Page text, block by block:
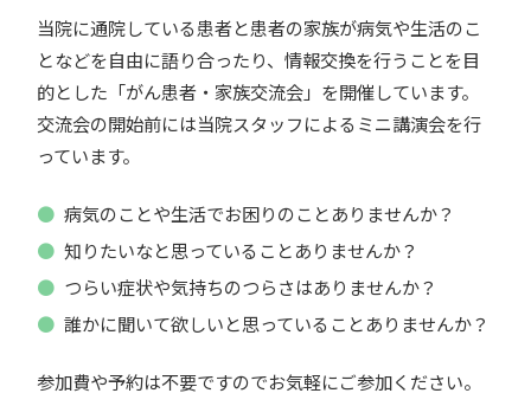
当院に通院している患者と患者の家族が病気や生活のこ
となどを自由に語り合ったり、情報交換を行うことを目
的とした「がん患者・家族交流会」を開催しています。
交流会の開始前には当院スタッフによるミニ講演会を行
っています。
病気のことや生活でお困りのことありませんか？
知りたいなと思っていることありませんか？
つらい症状や気持ちのつらさはありませんか？
誰かに聞いて欲しいと思っていることありませんか？
参加費や予約は不要ですのでお気軽にご参加ください。